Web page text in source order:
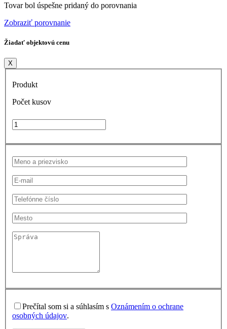
Tovar bol úspešne pridaný do porovnania
Zobraziť porovnanie
Žiadať objektovú cenu
X
Produkt
Počet kusov
Prečítal som si a súhlasím s Oznámením o ochrane
osobných údajov.